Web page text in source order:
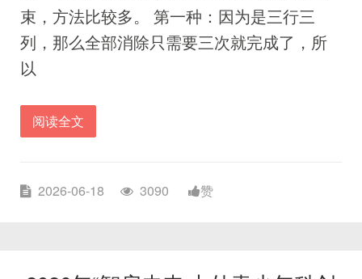
束，方法比较多。 第一种：因为是三行三
列，那么全部消除只需要三次就完成了，所
以
阅读全文
2026-06-18 3090 赞